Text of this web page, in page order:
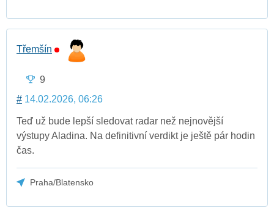
Třemšín
9
# 14.02.2026, 06:26
Teď už bude lepší sledovat radar než nejnovější
výstupy Aladina. Na definitivní verdikt je ještě pár hodin
čas.
Praha/Blatensko